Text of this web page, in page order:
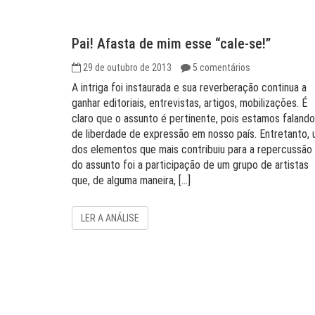
Pai! Afasta de mim esse “cale-se!”
29 de outubro de 2013 5 comentários
A intriga foi instaurada e sua reverberação continua a
ganhar editoriais, entrevistas, artigos, mobilizações. É
claro que o assunto é pertinente, pois estamos falando
de liberdade de expressão em nosso país. Entretanto,
dos elementos que mais contribuiu para a repercussão
do assunto foi a participação de um grupo de artistas
que, de alguma maneira, […]
LER A ANÁLISE